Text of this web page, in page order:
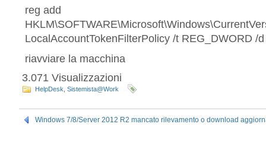
reg add
LocalAccountTokenFilterPolicy /t REG_DWORD /
riavviare la macchina
3.071 Visualizzazioni
HelpDesk Sistemista@Work
Windows 7/8/Server 2012 R2 mancato rilevamento o download